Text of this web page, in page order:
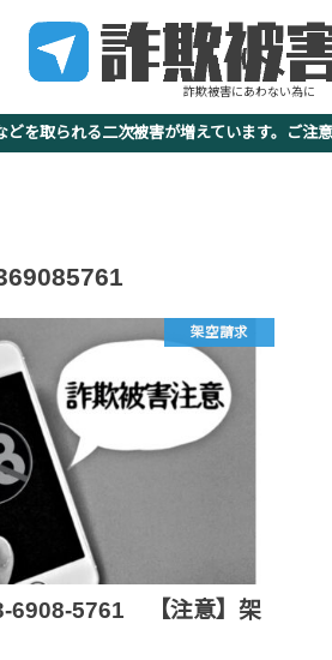
詐欺被害にあわない為に
どを取られる二次被害が増えています
架空請求
【注意】架